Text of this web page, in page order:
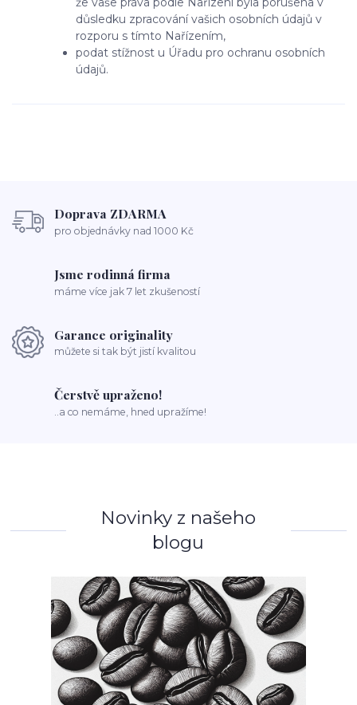
důsledku zpracování vašich osobních údajů v
rozporu s tímto Nařízením,
podat stížnost u Úřadu pro ochranu osobních
údajů.
Doprava ZDARMA
pro objednávky nad 1000 Kč
Jsme rodinná firma
máme více jak 7 let zkušeností
Garance originality
můžete si tak být jistí kvalitou
Čerstvě upraženo!
..a co nemáme, hned upražíme!
Novinky z našeho
blogu